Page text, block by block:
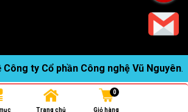
Công ty Cổ phần Công nghệ Vũ Nguyên.
Trang chủ Giỏ hàng
0